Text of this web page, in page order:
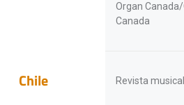
Organ
Canada
Chile Revista